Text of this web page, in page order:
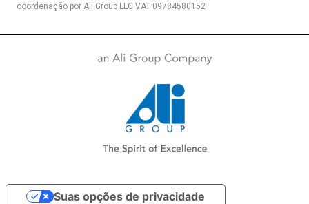
coordenação por Ali Group LLC VAT 09784580152
Suas opções de privacidade